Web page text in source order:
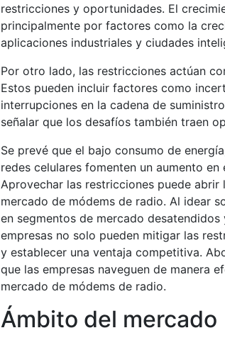
restricciones y oportunidades. El
principalmente por factores como la
aplicaciones industriales y ciudades
Por otro lado, las restricciones actúan
Estos pueden incluir factores como
interrupciones en la cadena de
señalar que los desafíos también traen
Se prevé que el bajo consumo de
redes celulares fomenten un aumento
Aprovechar las restricciones puede
mercado de módems de radio. Al idear
en segmentos de mercado
empresas no solo pueden mitigar las
y establecer una ventaja competitiva.
que las empresas naveguen de manera
mercado de módems de radio.
Ámbito del mercado